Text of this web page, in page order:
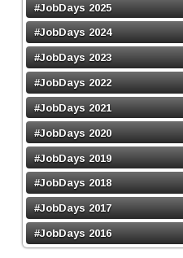
#JobDays 2025
#JobDays 2024
#JobDays 2023
#JobDays 2022
#JobDays 2021
#JobDays 2020
#JobDays 2019
#JobDays 2018
#JobDays 2017
#JobDays 2016